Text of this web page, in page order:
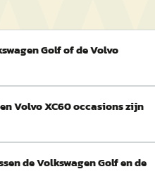
Golf of de Volvo
Volvo XC60 occasions zijn
de Volkswagen Golf en de